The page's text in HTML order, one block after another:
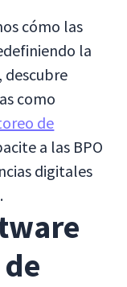
cómo las
la
descubre
como
de
a las BPO
digitales